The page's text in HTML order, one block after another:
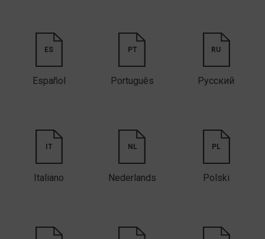
ES
Español
PT
Português
RU
Русский
IT
Italiano
NL
Nederlands
PL
Polski